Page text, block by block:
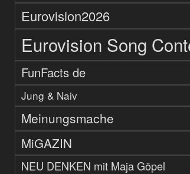
Eurovision2026
Eurovision Song
FunFacts de
Jung & Naiv
Meinungsmache
MiGAZIN
NEU DENKEN mit Maja Göpel